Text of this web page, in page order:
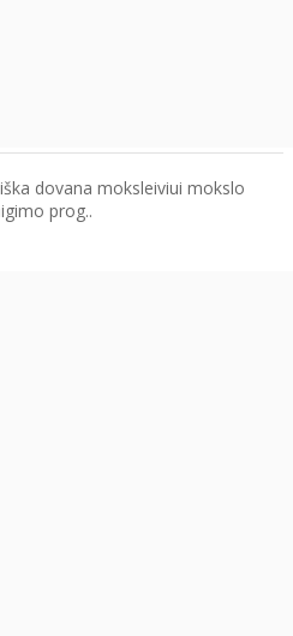
dovana moksleiviui mokslo
prog..